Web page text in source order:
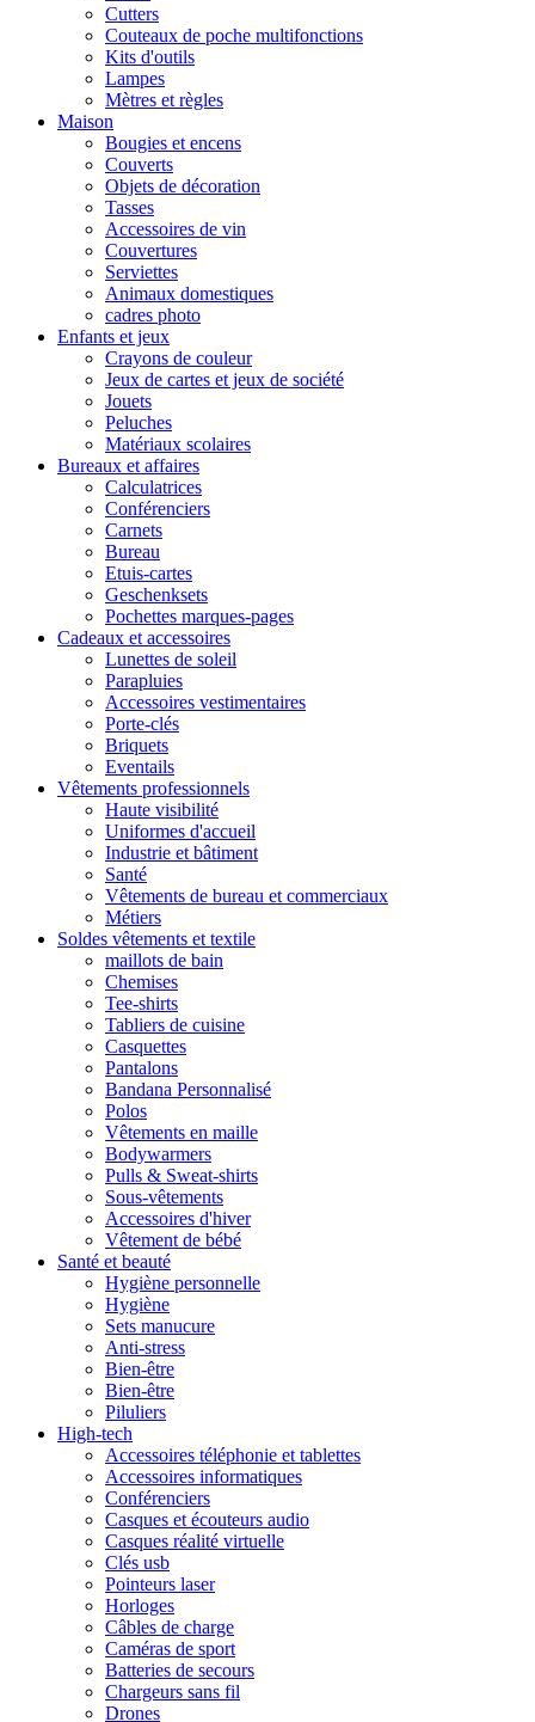
Cutters
Couteaux de poche multifonctions
Kits d'outils
Lampes
Mètres et règles
Maison
Bougies et encens
Couverts
Objets de décoration
Tasses
Accessoires de vin
Couvertures
Serviettes
Animaux domestiques
cadres photo
Enfants et jeux
Crayons de couleur
Jeux de cartes et jeux de société
Jouets
Peluches
Matériaux scolaires
Bureaux et affaires
Calculatrices
Conférenciers
Carnets
Bureau
Etuis-cartes
Geschenksets
Pochettes marques-pages
Cadeaux et accessoires
Lunettes de soleil
Parapluies
Accessoires vestimentaires
Porte-clés
Briquets
Eventails
Vêtements professionnels
Haute visibilité
Uniformes d'accueil
Industrie et bâtiment
Santé
Vêtements de bureau et commerciaux
Métiers
Soldes vêtements et textile
maillots de bain
Chemises
Tee-shirts
Tabliers de cuisine
Casquettes
Pantalons
Bandana Personnalisé
Polos
Vêtements en maille
Bodywarmers
Pulls & Sweat-shirts
Sous-vêtements
Accessoires d'hiver
Vêtement de bébé
Santé et beauté
Hygiène personnelle
Hygiène
Sets manucure
Anti-stress
Bien-être
Bien-être
Piluliers
High-tech
Accessoires téléphonie et tablettes
Accessoires informatiques
Conférenciers
Casques et écouteurs audio
Casques réalité virtuelle
Clés usb
Pointeurs laser
Horloges
Câbles de charge
Caméras de sport
Batteries de secours
Chargeurs sans fil
Drones